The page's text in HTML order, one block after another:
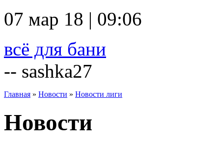
07 мар 18 | 09:06
всё для бани
-- sashka27
Главная » Новости » Новости лиги
Новости